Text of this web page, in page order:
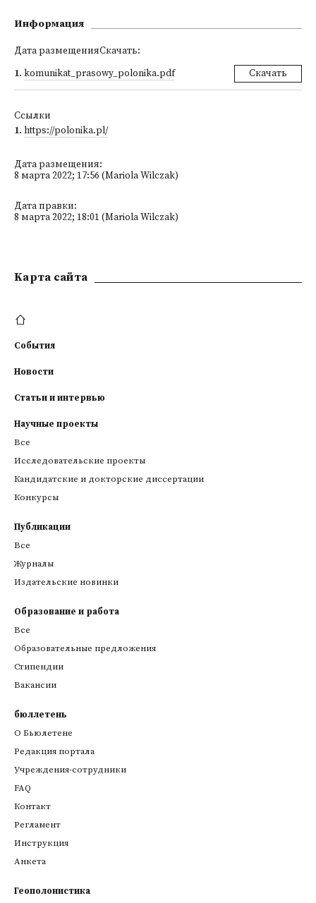
Информация
Дата размещенияСкачать:
1. komunikat_prasowy_polonika.pdf Скачать
Ссылки
1. https://polonika.pl/
Дата размещения:
8 марта 2022; 17:56 (Mariola Wilczak)
Дата правки:
8 марта 2022; 18:01 (Mariola Wilczak)
Kарта сайта
События
Новости
Статьи и интервью
Научные проекты
Все
Исследовательские проекты
Кандидатские и докторские диссертации
Конкурсы
Публикации
Все
Журналы
Издательские новинки
Образование и работа
Все
Образовательные предложения
Стипендии
Вакансии
бюллетень
О Бьюлетене
Редакция портала
Учреждения-сотрудники
FAQ
Контакт
Регламент
Инструкция
Анкета
Геополонистика